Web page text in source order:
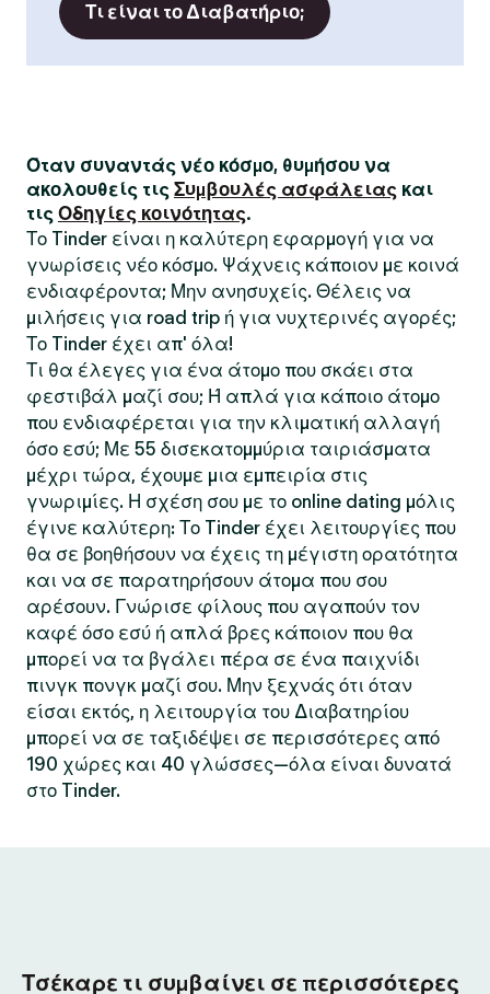
Τι είναι το Διαβατήριο;
Όταν συναντάς νέο κόσμο, θυμήσου να
ακολουθείς τις Συμβουλές ασφάλειας και
τις Οδηγίες κοινότητας.
Το Tinder είναι η καλύτερη εφαρμογή για να
γνωρίσεις νέο κόσμο. Ψάχνεις κάποιον με κοινά
ενδιαφέροντα; Μην ανησυχείς. Θέλεις να
μιλήσεις για road trip ή για νυχτερινές αγορές;
Το Tinder έχει απ' όλα!
Τι θα έλεγες για ένα άτομο που σκάει στα
φεστιβάλ μαζί σου; Ή απλά για κάποιο άτομο
που ενδιαφέρεται για την κλιματική αλλαγή
όσο εσύ; Με 55 δισεκατομμύρια ταιριάσματα
μέχρι τώρα, έχουμε μια εμπειρία στις
γνωριμίες. Η σχέση σου με το online dating μόλις
έγινε καλύτερη: Το Tinder έχει λειτουργίες που
θα σε βοηθήσουν να έχεις τη μέγιστη ορατότητα
και να σε παρατηρήσουν άτομα που σου
αρέσουν. Γνώρισε φίλους που αγαπούν τον
καφέ όσο εσύ ή απλά βρες κάποιον που θα
μπορεί να τα βγάλει πέρα σε ένα παιχνίδι
πινγκ πονγκ μαζί σου. Μην ξεχνάς ότι όταν
είσαι εκτός, η λειτουργία του Διαβατηρίου
μπορεί να σε ταξιδέψει σε περισσότερες από
190 χώρες και 40 γλώσσες—όλα είναι δυνατά
στο Tinder.
Τσέκαρε τι συμβαίνει σε περισσότερες